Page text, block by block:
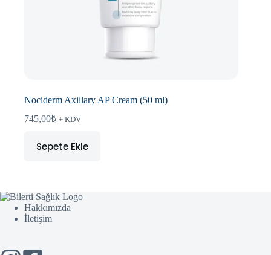
Nociderm Axillary AP Cream (50 ml)
745,00₺ + KDV
Sepete Ekle
Hakkımızda
İletişim